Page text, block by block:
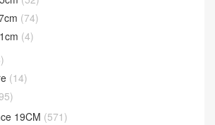
(74)
(4)
(14)
19CM (571)